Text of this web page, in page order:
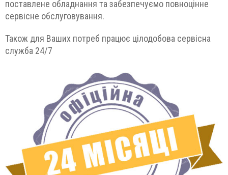
поставлене обладнання та забезпечуємо повноцінне
сервісне обслуговування.
Також для Ваших потреб працює цілодобова сервісна
служба 24/7